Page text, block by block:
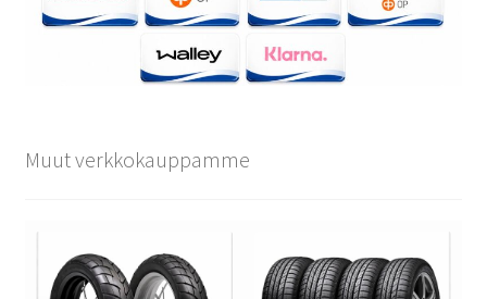
Muut verkkokauppamme